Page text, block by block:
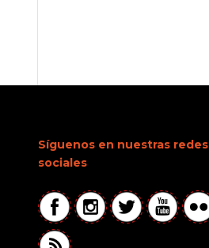
Síguenos en nuestras redes
sociales